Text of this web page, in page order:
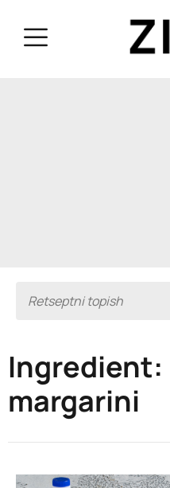
Ingredient:
margarini